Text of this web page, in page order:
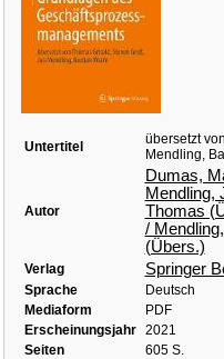
Untertitel
übersetzt
Mendling,
Autor
Dumas,
Mendling,
Thomas
/
(Übers.)
Verlag Springer
Sprache
Deutsch
Mediaform
PDF
Erscheinungsjahr
2021
Seiten
605 S.